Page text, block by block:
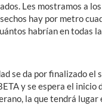
Les mostramos a
hay por metro
habrían en todas
se da por finalizado el
y se espera el inicio
la que tendrá lugar